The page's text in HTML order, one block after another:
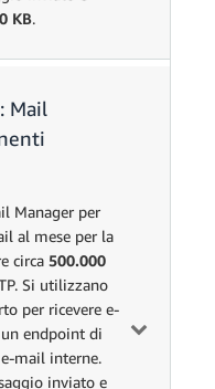
SES
0,11800000
24,62000000
€
SES (con IP dedicati
KB.
€
di
ingresso
aperto ×
49,34 €
per
endpoint
al mese
Mail
Manager per
al mese per la
circa 500.000
Si utilizzano
per ricevere e-
endpoint di
mail interne.
inviato e